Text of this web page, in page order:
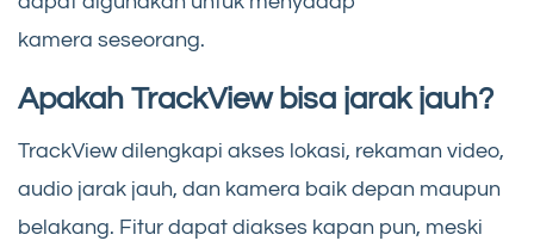
kamera seseorang.
Apakah TrackView bisa jarak jauh?
TrackView dilengkapi akses lokasi, rekaman video,
audio jarak jauh, dan kamera baik depan maupun
belakang. Fitur dapat diakses kapan pun, meski